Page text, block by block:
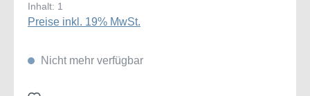
Inhalt: 1
Preise inkl. 19% MwSt.
Nicht mehr verfügbar